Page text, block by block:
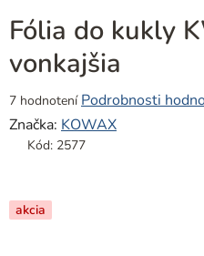
Fólia do kukly
vonkajšia
Priemerné
hodnotenie
produktu
z
5
7 hodnotení Podrobnosti
Značka: KOWAX
Kód: 2577
akcia